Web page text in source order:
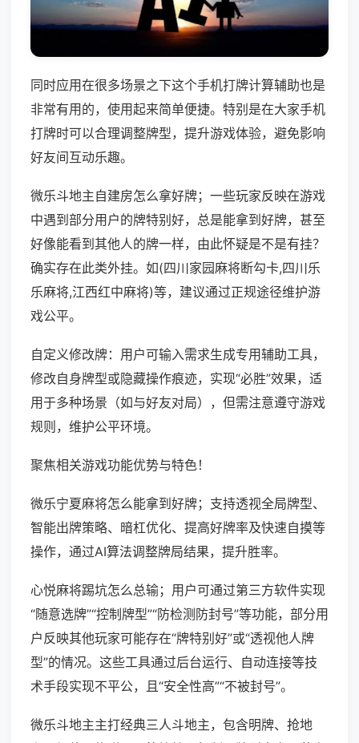
同时应用在很多场景之下这个手机打牌计算辅助也是
非常有用的，使用起来简单便捷。特别是在大家手机
打牌时可以合理调整牌型，提升游戏体验，避免影响
好友间互动乐趣。
微乐斗地主自建房怎么拿好牌；一些玩家反映在游戏
中遇到部分用户的牌特别好，总是能拿到好牌，甚至
好像能看到其他人的牌一样，由此怀疑是不是有挂？
确实存在此类外挂。如(四川家园麻将断勾卡,四川乐
乐麻将,江西红中麻将)等，建议通过正规途径维护游
戏公平。
自定义修改牌：用户可输入需求生成专用辅助工具，
修改自身牌型或隐藏操作痕迹，实现“必胜”效果，适
用于多种场景（如与好友对局），但需注意遵守游戏
规则，维护公平环境。
聚焦相关游戏功能优势与特色！
微乐宁夏麻将怎么能拿到好牌；支持透视全局牌型、
智能出牌策略、暗杠优化、提高好牌率及快速自摸等
操作，通过AI算法调整牌局结果，提升胜率。
心悦麻将踢坑怎么总输；用户可通过第三方软件实现
“随意选牌”“控制牌型”“防检测防封号”等功能，部分用
户反映其他玩家可能存在“牌特别好”或“透视他人牌
型”的情况。这些工具通过后台运行、自动连接等技
术手段实现不平公，且“安全性高”“不被封号”。
微乐斗地主主打经典三人斗地主，包含明牌、抢地